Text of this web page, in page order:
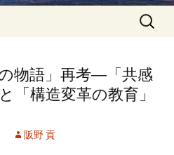
検
索:
物語」再考―「共感
「構造変革の教育」
阪野 貢